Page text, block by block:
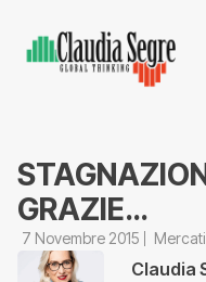
GRAZIE…
7 Novembre 2015
Claudia